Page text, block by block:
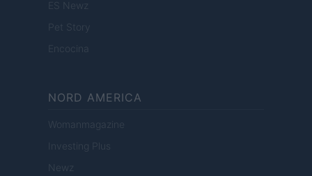
ES Newz
Pet Story
Encocina
NORD AMERICA
Womanmagazine
Investing Plus
Newz